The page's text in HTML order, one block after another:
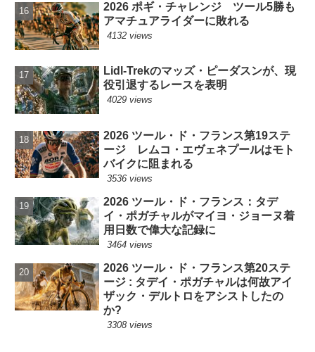
2026 ポギ・チャレンジ ツール5勝も
アマチュアライダーに敗れる
4132 views
Lidl-Trekのマッズ・ピーダスンが、現
役引退するレースを表明
4029 views
2026 ツール・ド・フランス第19ステ
ージ レムコ・エヴェネプールはモト
バイクに阻まれる
3536 views
2026 ツール・ド・フランス：タデ
イ・ポガチャルがマイヨ・ジョーヌ着
用日数で偉大な記録に
3464 views
2026 ツール・ド・フランス第20ステ
ージ : タデイ・ポガチャルは何故アイ
ザック・デルトロをアシストしたの
か?
3308 views